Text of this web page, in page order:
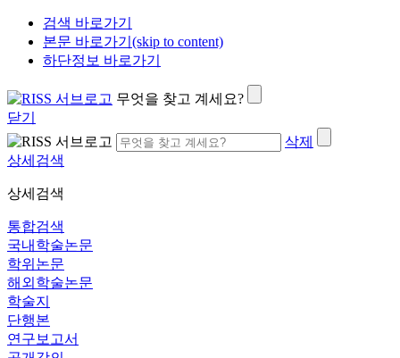
검색 바로가기
본문 바로가기(skip to content)
하단정보 바로가기
무엇을 찾고 계세요?
닫기
삭제
상세검색
상세검색
통합검색
국내학술논문
학위논문
해외학술논문
학술지
단행본
연구보고서